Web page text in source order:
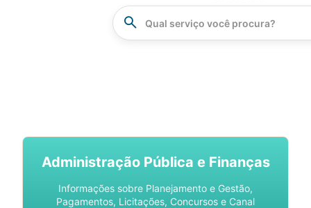
Administração Pública e Finanças
Informações sobre Planejamento e Gestão,
Pagamentos, Licitações, Concursos e Canal